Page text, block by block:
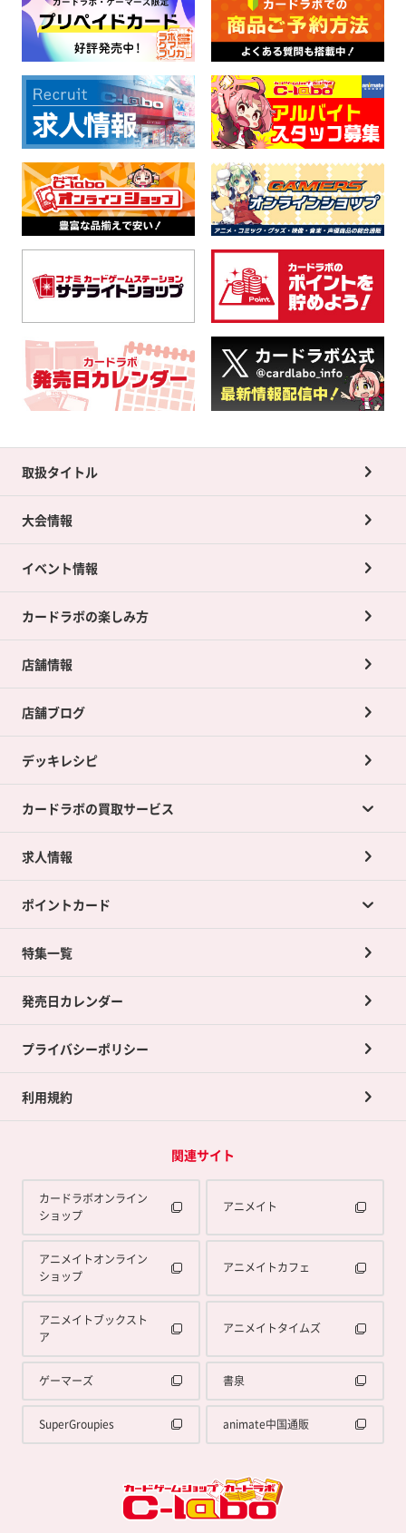
取扱タイトル
大会情報
イベント情報
カードラボの楽しみ方
店舗情報
店舗ブログ
デッキレシピ
カードラボの買取サービス
カードラボの買取サービスTOP
店舗買取について
ネット買取について
買取承諾書について
求人情報
ポイントカード
ポイントカードTOP
ポイント交換景品
特集一覧
発売日カレンダー
プライバシーポリシー
利用規約
関連サイト
カードラボオンライン
ショップ
アニメイト
アニメイトオンライン
ショップ
アニメイトカフェ
アニメイトブックスト
ア
アニメイトタイムズ
ゲーマーズ 書泉
SuperGroupies animate中国通販